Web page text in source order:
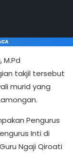
M.Pd
takjil tersebut
murid yang
Pengurus
Inti di
Ngaji Qiroati